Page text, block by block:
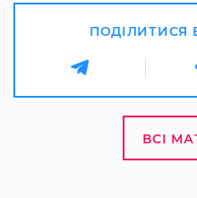
ПОДІЛИТИСЯ
ВСІ